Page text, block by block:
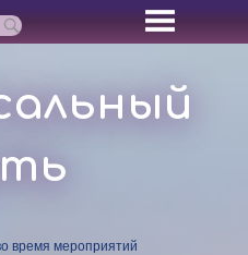
время мероприятий